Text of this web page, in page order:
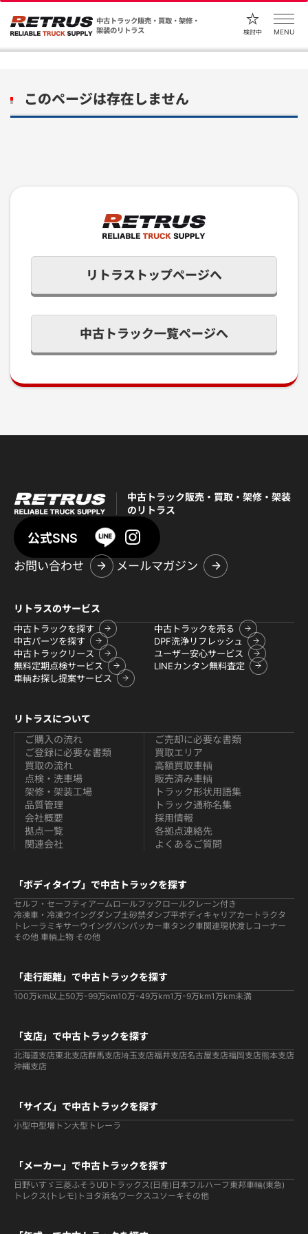
中古トラック販売・買取・架修・
架装のリトラス
検討中 MENU
このページは存在しません
リトラストップページへ
中古トラック一覧ページへ
中古トラック販売・買取・架修・架装
のリトラス
公式SNS
お問い合わせ
メールマガジン
リトラスのサービス
中古トラックを探す
中古トラックを売る
中古パーツを探す
DPF洗浄リフレッシュ
中古トラックリース
ユーザー安心サービス
無料定期点検サービス
LINEカンタン無料査定
車輌お探し提案サービス
リトラスについて
ご購入の流れ
ご登録に必要な書類
買取の流れ
ご売却に必要な書類
買取エリア
高額買取車輌
点検・洗車場
架修・架装工場
品質管理
販売済み車輌
トラック形状用語集
トラック通称名集
会社概要
拠点一覧
関連会社
採用情報
各拠点連絡先
よくあるご質問
「ボディタイプ」で中古トラックを探す
セルフ・セーフティ アームロールフックロールクレーン付き
冷凍車・冷凍ウイングダンプ土砂禁ダンプ平ボディ キャリアカー トラクタ
トレーラ ミキサーウイングバンパッカー車タンク車関連現状渡しコーナー
その他 車輌上物 その他
「走行距離」で中古トラックを探す
100万km以上50万-99万km10万-49万km1万-9万km1万km未満
「支店」で中古トラックを探す
北海道支店東北支店群馬支店埼玉支店福井支店名古屋支店福岡支店熊本支店
沖縄支店
「サイズ」で中古トラックを探す
小型中型増トン大型 トレーラ
「メーカー」で中古トラックを探す
日野いすゞ 三菱ふそう UDトラックス(日産) 日本フルハーフ 東邦車輛(東急)
トレクス(トレモ) トヨタ浜名ワークスユソーキその他